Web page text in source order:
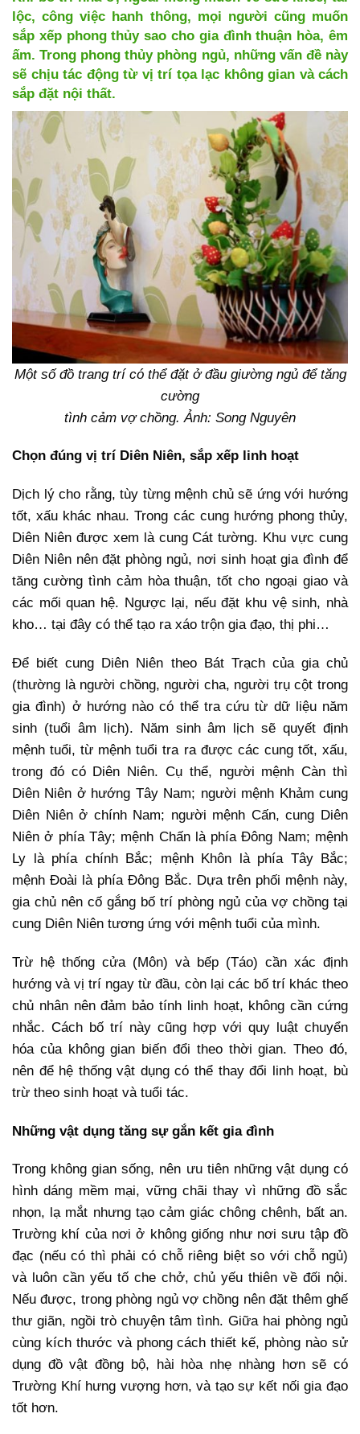
lộc, công việc hanh thông, mọi người cũng muốn
sắp xếp phong thủy sao cho gia đình thuận hòa, êm
ấm. Trong phong thủy phòng ngủ, những vấn đề này
sẽ chịu tác động từ vị trí tọa lạc không gian và cách
sắp đặt nội thất.
Một số đồ trang trí có thể đặt ở đầu giường ngủ để tăng
cường
tình cảm vợ chồng. Ảnh: Song Nguyên
Chọn đúng vị trí Diên Niên, sắp xếp linh hoạt
Dịch lý cho rằng, tùy từng mệnh chủ sẽ ứng với hướng
tốt, xấu khác nhau. Trong các cung hướng phong thủy,
Diên Niên được xem là cung Cát tường. Khu vực cung
Diên Niên nên đặt phòng ngủ, nơi sinh hoạt gia đình để
tăng cường tình cảm hòa thuận, tốt cho ngoại giao và
các mối quan hệ. Ngược lại, nếu đặt khu vệ sinh, nhà
kho… tại đây có thể tạo ra xáo trộn gia đạo, thị phi…
Để biết cung Diên Niên theo Bát Trạch của gia chủ
(thường là người chồng, người cha, người trụ cột trong
gia đình) ở hướng nào có thể tra cứu từ dữ liệu năm
sinh (tuổi âm lịch). Năm sinh âm lịch sẽ quyết định
mệnh tuổi, từ mệnh tuổi tra ra được các cung tốt, xấu,
trong đó có Diên Niên. Cụ thể, người mệnh Càn thì
Diên Niên ở hướng Tây Nam; người mệnh Khảm cung
Diên Niên ở chính Nam; người mệnh Cấn, cung Diên
Niên ở phía Tây; mệnh Chấn là phía Đông Nam; mệnh
Ly là phía chính Bắc; mệnh Khôn là phía Tây Bắc;
mệnh Đoài là phía Đông Bắc. Dựa trên phối mệnh này,
gia chủ nên cố gắng bố trí phòng ngủ của vợ chồng tại
cung Diên Niên tương ứng với mệnh tuổi của mình.
Trừ hệ thống cửa (Môn) và bếp (Táo) cần xác định
hướng và vị trí ngay từ đầu, còn lại các bố trí khác theo
chủ nhân nên đảm bảo tính linh hoạt, không cần cứng
nhắc. Cách bố trí này cũng hợp với quy luật chuyển
hóa của không gian biến đổi theo thời gian. Theo đó,
nên để hệ thống vật dụng có thể thay đổi linh hoạt, bù
trừ theo sinh hoạt và tuổi tác.
Những vật dụng tăng sự gắn kết gia đình
Trong không gian sống, nên ưu tiên những vật dụng có
hình dáng mềm mại, vững chãi thay vì những đồ sắc
nhọn, lạ mắt nhưng tạo cảm giác chông chênh, bất an.
Trường khí của nơi ở không giống như nơi sưu tập đồ
đạc (nếu có thì phải có chỗ riêng biệt so với chỗ ngủ)
và luôn cần yếu tố che chở, chủ yếu thiên về đối nội.
Nếu được, trong phòng ngủ vợ chồng nên đặt thêm ghế
thư giãn, ngồi trò chuyện tâm tình. Giữa hai phòng ngủ
cùng kích thước và phong cách thiết kế, phòng nào sử
dụng đồ vật đồng bộ, hài hòa nhẹ nhàng hơn sẽ có
Trường Khí hưng vượng hơn, và tạo sự kết nối gia đạo
tốt hơn.